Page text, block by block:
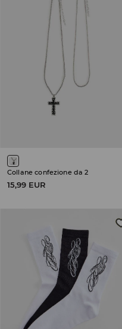
Collane confezione da 2
15,99 EUR